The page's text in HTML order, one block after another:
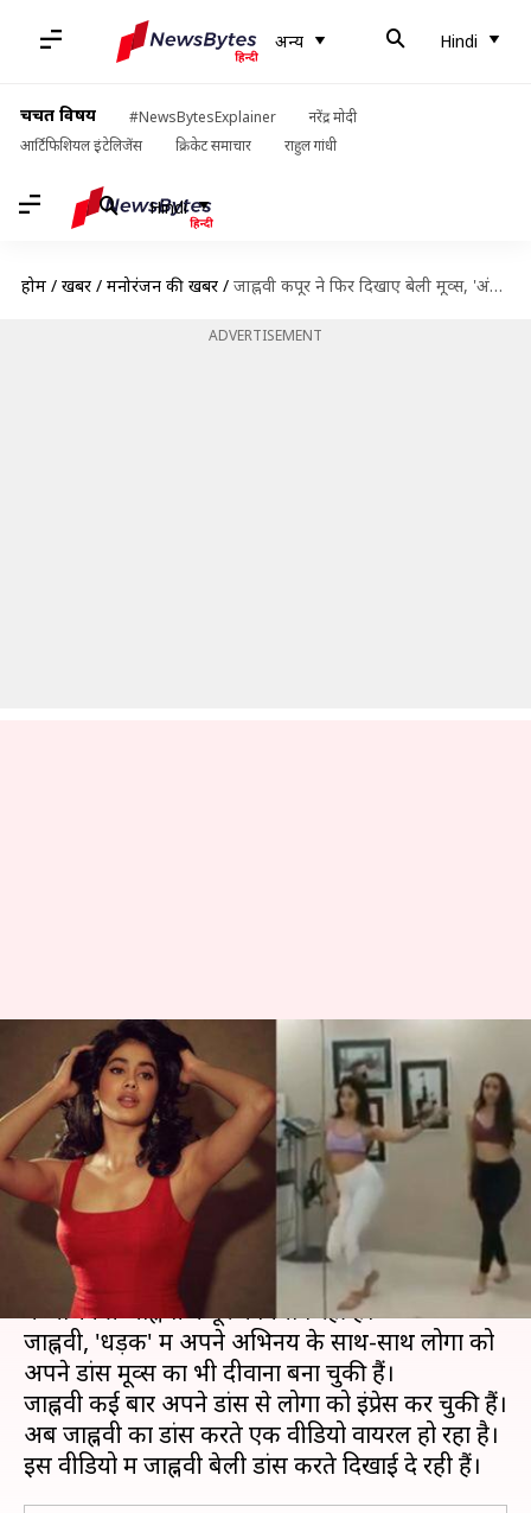
अन्य Hindi
चर्चित विषय #NewsBytesExplainer
नरेंद्र मोदी
आर्टिफिशियल इंटेलिजेंस
क्रिकेट समाचार राहुल गांधी
Hindi
होम / खबरें / मनोरंजन की खबरें / जाह्नवी कपूर ने फिर दिखाए बेली मूव्स, 'अंख लड़ जावे' पर शानदार डांस का वीडियो वायरल
ADVERTISEMENT
जाह्नवी कपूर ने फिर दिखाए बेली
मूव्स, 'अंख लड़ जावे' पर शानदार
डांस का वीडियो वायरल
लेखन स्वाति पाण्डेय Aug 08, 2019 07:08 pm
क्या है खबर?
फिल्म इंडस्ट्री में ही लोगों के बीच अपनी अलग छाप छोड़ने
में अभिनेत्री जाह्नवी कपूर कामयाब रहीं हैं।
जाह्नवी, 'धड़क' में अपने अभिनय के साथ-साथ लोगों को
अपने डांस मूव्स का भी दीवाना बना चुकी हैं।
जाह्नवी कई बार अपने डांस से लोगों को इंप्रेस कर चुकी हैं।
अब जाह्नवी का डांस करते एक वीडियो वायरल हो रहा है।